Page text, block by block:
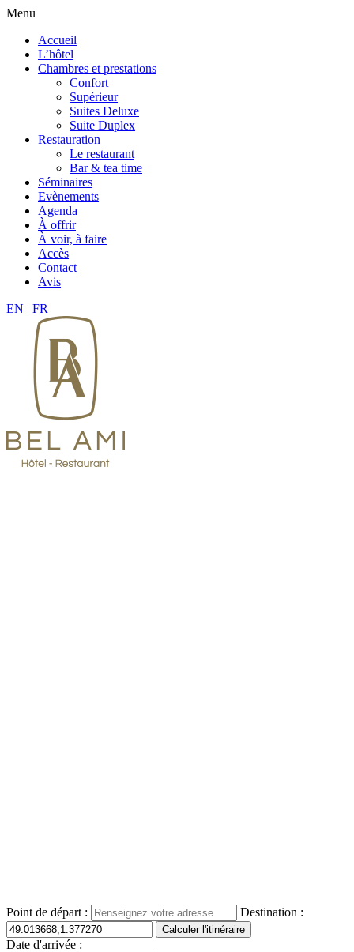
Menu
Accueil
L’hôtel
Chambres et prestations
Confort
Supérieur
Suites Deluxe
Suite Duplex
Restauration
Le restaurant
Bar & tea time
Séminaires
Evènements
Agenda
À offrir
À voir, à faire
Accès
Contact
Avis
EN | FR
Point de départ : Destination :
Date d'arrivée :